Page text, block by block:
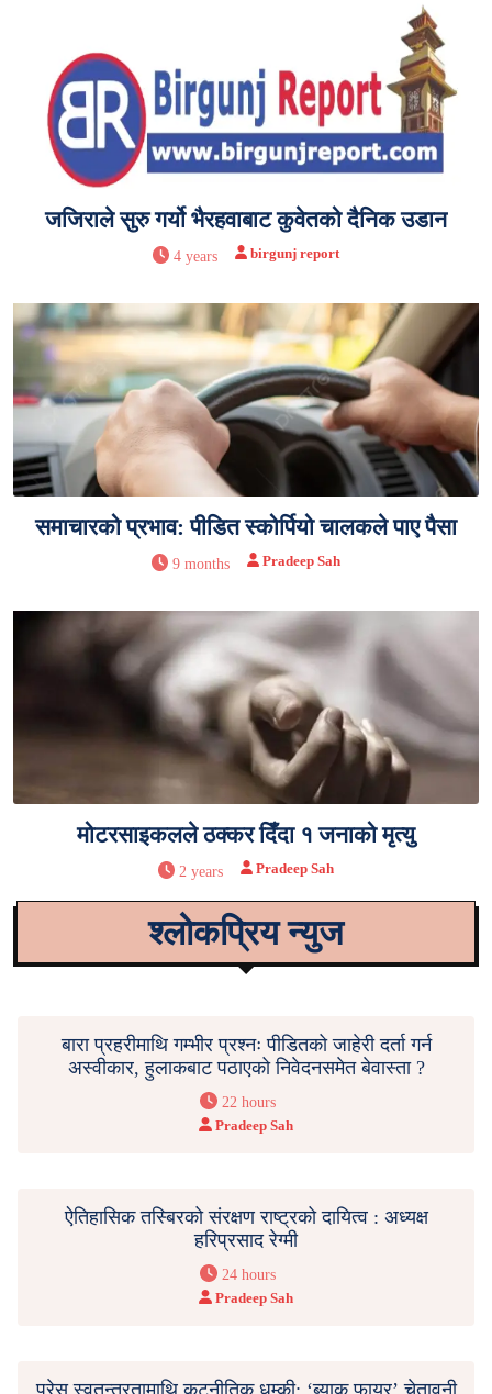
जजिराले सुरु गर्यो भैरहवाबाट कुवेतको दैनिक उडान
4 years birgunj report
समाचारको प्रभाव: पीडित स्कोर्पियो चालकले पाए पैसा
9 months Pradeep Sah
मोटरसाइकलले ठक्कर दिँदा १ जनाको मृत्यु
2 years Pradeep Sah
श्लोकप्रिय न्युज
बारा प्रहरीमाथि गम्भीर प्रश्नः पीडितको जाहेरी दर्ता गर्न
अस्वीकार, हुलाकबाट पठाएको निवेदनसमेत बेवास्ता ?
22 hours
Pradeep Sah
ऐतिहासिक तस्बिरको संरक्षण राष्ट्रको दायित्व : अध्यक्ष
हरिप्रसाद रेग्मी
24 hours
Pradeep Sah
प्रेस स्वतन्त्रतामाथि कूटनीतिक धम्की: ‘ब्याक फायर’ चेतावनी